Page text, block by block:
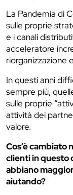
La Pandemia di
sulle proprie
e i canali
acceleratore
riorganizzazione
In questi anni
sempre più,
sulle proprie
attività dei
valore.
Cos’è
clienti in questo
abbiano
aiutando?